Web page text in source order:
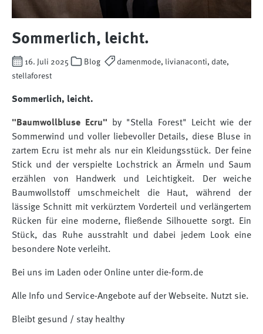
Sommerlich, leicht.
16. Juli 2025 Blog
damenmode, livianaconti, date,
stellaforest
Sommerlich, leicht.
"Baumwollbluse Ecru" by "Stella Forest" Leicht wie der
Sommerwind und voller liebevoller Details, diese Bluse in
zartem Ecru ist mehr als nur ein Kleidungsstück. Der feine
Stick und der verspielte Lochstrick an Ärmeln und Saum
erzählen von Handwerk und Leichtigkeit. Der weiche
Baumwollstoff umschmeichelt die Haut, während der
lässige Schnitt mit verkürztem Vorderteil und verlängertem
Rücken für eine moderne, fließende Silhouette sorgt. Ein
Stück, das Ruhe ausstrahlt und dabei jedem Look eine
besondere Note verleiht.
Bei uns im Laden oder Online unter die-form.de
Alle Info und Service-Angebote auf der Webseite. Nutzt sie.
Bleibt gesund / stay healthy